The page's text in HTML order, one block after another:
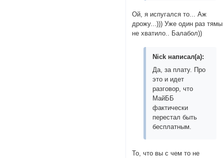
Ой, я испугался то... Аж
дрожу...))) Уже один раз тямы
не хватило.. Балабол))
Nick написал(а):
Да, за плату. Про
это и идет
разговор, что
МайББ
фактически
перестал быть
бесплатным.
То, что вы с чем то не